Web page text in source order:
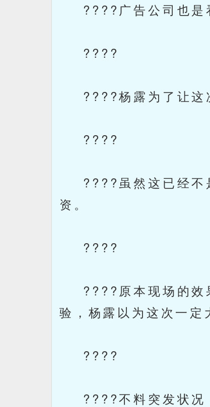
????广告公司也是
????
????杨露为了让这
????
????虽然这已经不
资。
????
????原本现场的效
验，杨露以为这次一定
????
????不料突发状况